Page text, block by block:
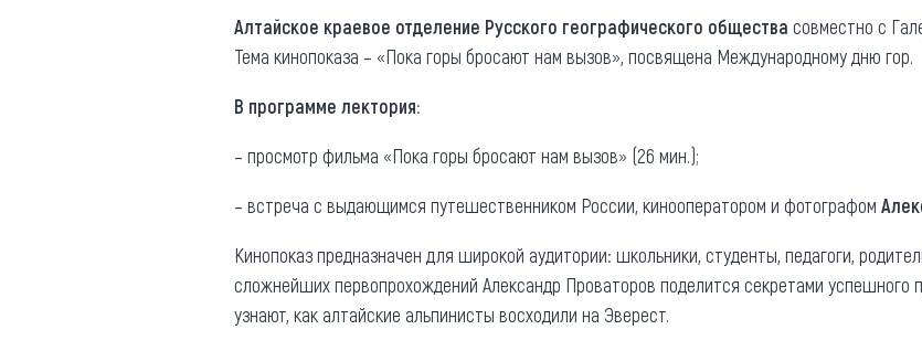
Придорожные кафе
Новости
Что привезти (сувениры)
Общая
Как добраться
Реестр туроператоров
Алтайское краевое отделение Русского географического общества совместно с
Тема кинопоказа – «Пока горы бросают нам вызов», посвящена Международному дню гор.
В программе лектория:
– просмотр фильма «Пока горы бросают нам вызов» (26 мин.);
– встреча с выдающимся путешественником России, кинооператором и фотографом
Кинопоказ предназначен для широкой аудитории: школьники, студенты, педагоги,
сложнейших первопрохождений Александр Проваторов поделится секретами успешного
узнают, как алтайские альпинисты восходили на Эверест.